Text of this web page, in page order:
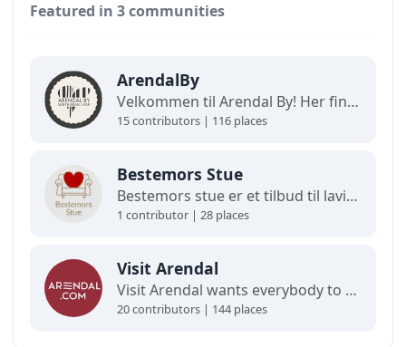
Featured in 3 communities
ArendalBy
Velkommen til Arendal By! Her finner du interaktive kart og oppdaterte oversikter over alt som skjer i byen. Utforsk, finn frem og opplev det beste av Arendal på ett og samme sted!
15 contributors | 116 places
Bestemors Stue
Bestemors stue er et tilbud til lavinntektsfamilier med barn fra 0-12 år.
1 contributor | 28 places
Visit Arendal
Visit Arendal wants everybody to fall in love with Arendal and all it has to offer.
20 contributors | 144 places